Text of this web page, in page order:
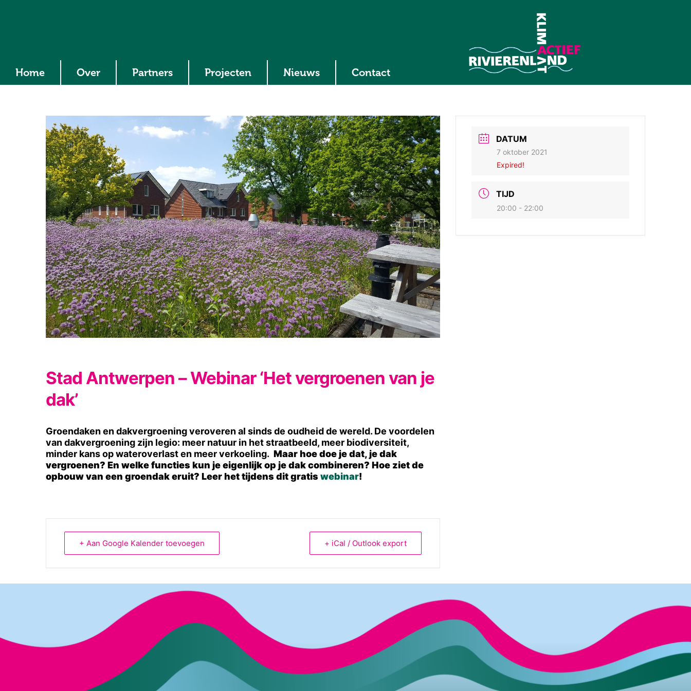
Home Over Partners Projecten Nieuws Contact
Stad Antwerpen – Webinar ‘Het vergroenen van je
dak’
Groendaken en dakvergroening veroveren al sinds de oudheid de wereld. De voordelen
van dakvergroening zijn legio: meer natuur in het straatbeeld, meer biodiversiteit,
minder kans op wateroverlast en meer verkoeling. Maar hoe doe je dat, je dak
vergroenen? En welke functies kun je eigenlijk op je dak combineren? Hoe ziet de
opbouw van een groendak eruit? Leer het tijdens dit gratis webinar!
+ Aan Google Kalender toevoegen + iCal / Outlook export
DATUM
7 oktober 2021
Expired!
TIJD
20:00 - 22:00